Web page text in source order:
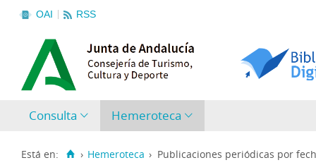
OAI RSS
Consulta Hemeroteca
Está en: › Hemeroteca › Publicaciones periódicas por